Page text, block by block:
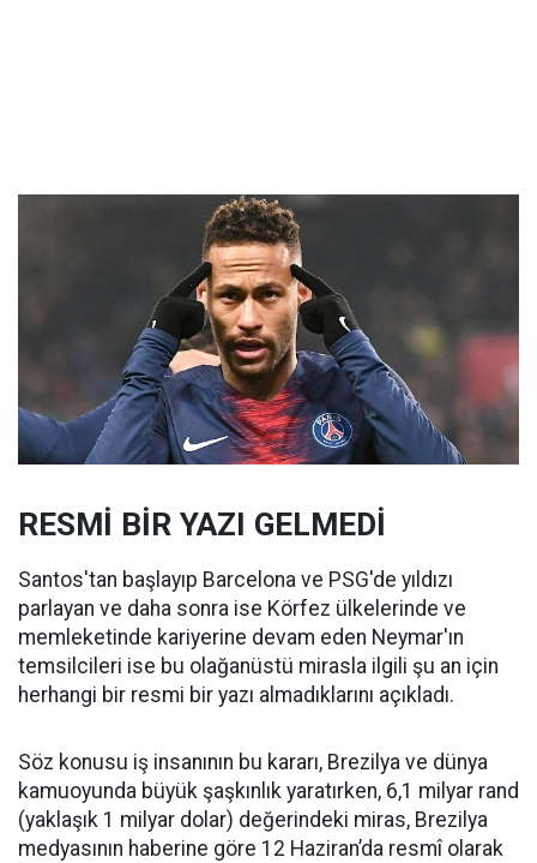
RESMİ BİR YAZI GELMEDİ
Santos'tan başlayıp Barcelona ve PSG'de yıldızı
parlayan ve daha sonra ise Körfez ülkelerinde ve
memleketinde kariyerine devam eden Neymar'ın
temsilcileri ise bu olağanüstü mirasla ilgili şu an için
herhangi bir resmi bir yazı almadıklarını açıkladı.
Söz konusu iş insanının bu kararı, Brezilya ve dünya
kamuoyunda büyük şaşkınlık yaratırken, 6,1 milyar rand
(yaklaşık 1 milyar dolar) değerindeki miras, Brezilya
medyasının haberine göre 12 Haziran’da resmî olarak